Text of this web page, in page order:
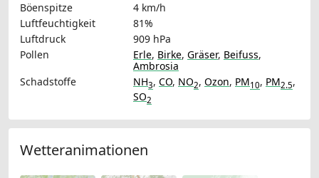
Böenspitze
4 km/h
Luftfeuchtigkeit
81%
Luftdruck
909 hPa
Pollen
Erle, Birke, Gräser, Beifuss,
Ambrosia
Schadstoffe
NH3, CO, NO2, Ozon, PM10, PM2.5,
SO2
Wetteranimationen